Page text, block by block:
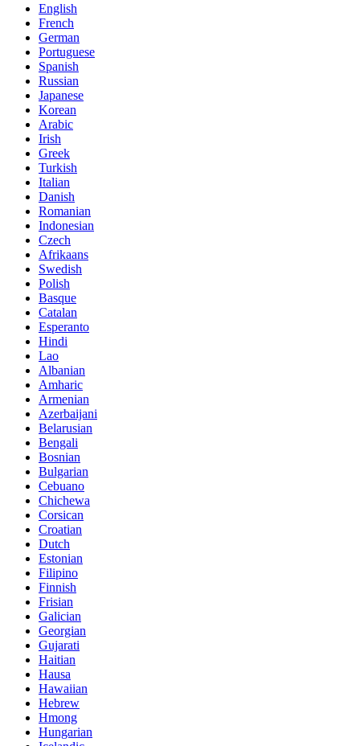
English
French
German
Portuguese
Spanish
Russian
Japanese
Korean
Arabic
Irish
Greek
Turkish
Italian
Danish
Romanian
Indonesian
Czech
Afrikaans
Swedish
Polish
Basque
Catalan
Esperanto
Hindi
Lao
Albanian
Amharic
Armenian
Azerbaijani
Belarusian
Bengali
Bosnian
Bulgarian
Cebuano
Chichewa
Corsican
Croatian
Dutch
Estonian
Filipino
Finnish
Frisian
Galician
Georgian
Gujarati
Haitian
Hausa
Hawaiian
Hebrew
Hmong
Hungarian